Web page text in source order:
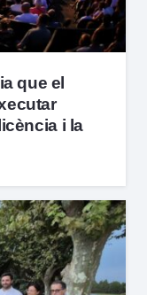
que el
i la